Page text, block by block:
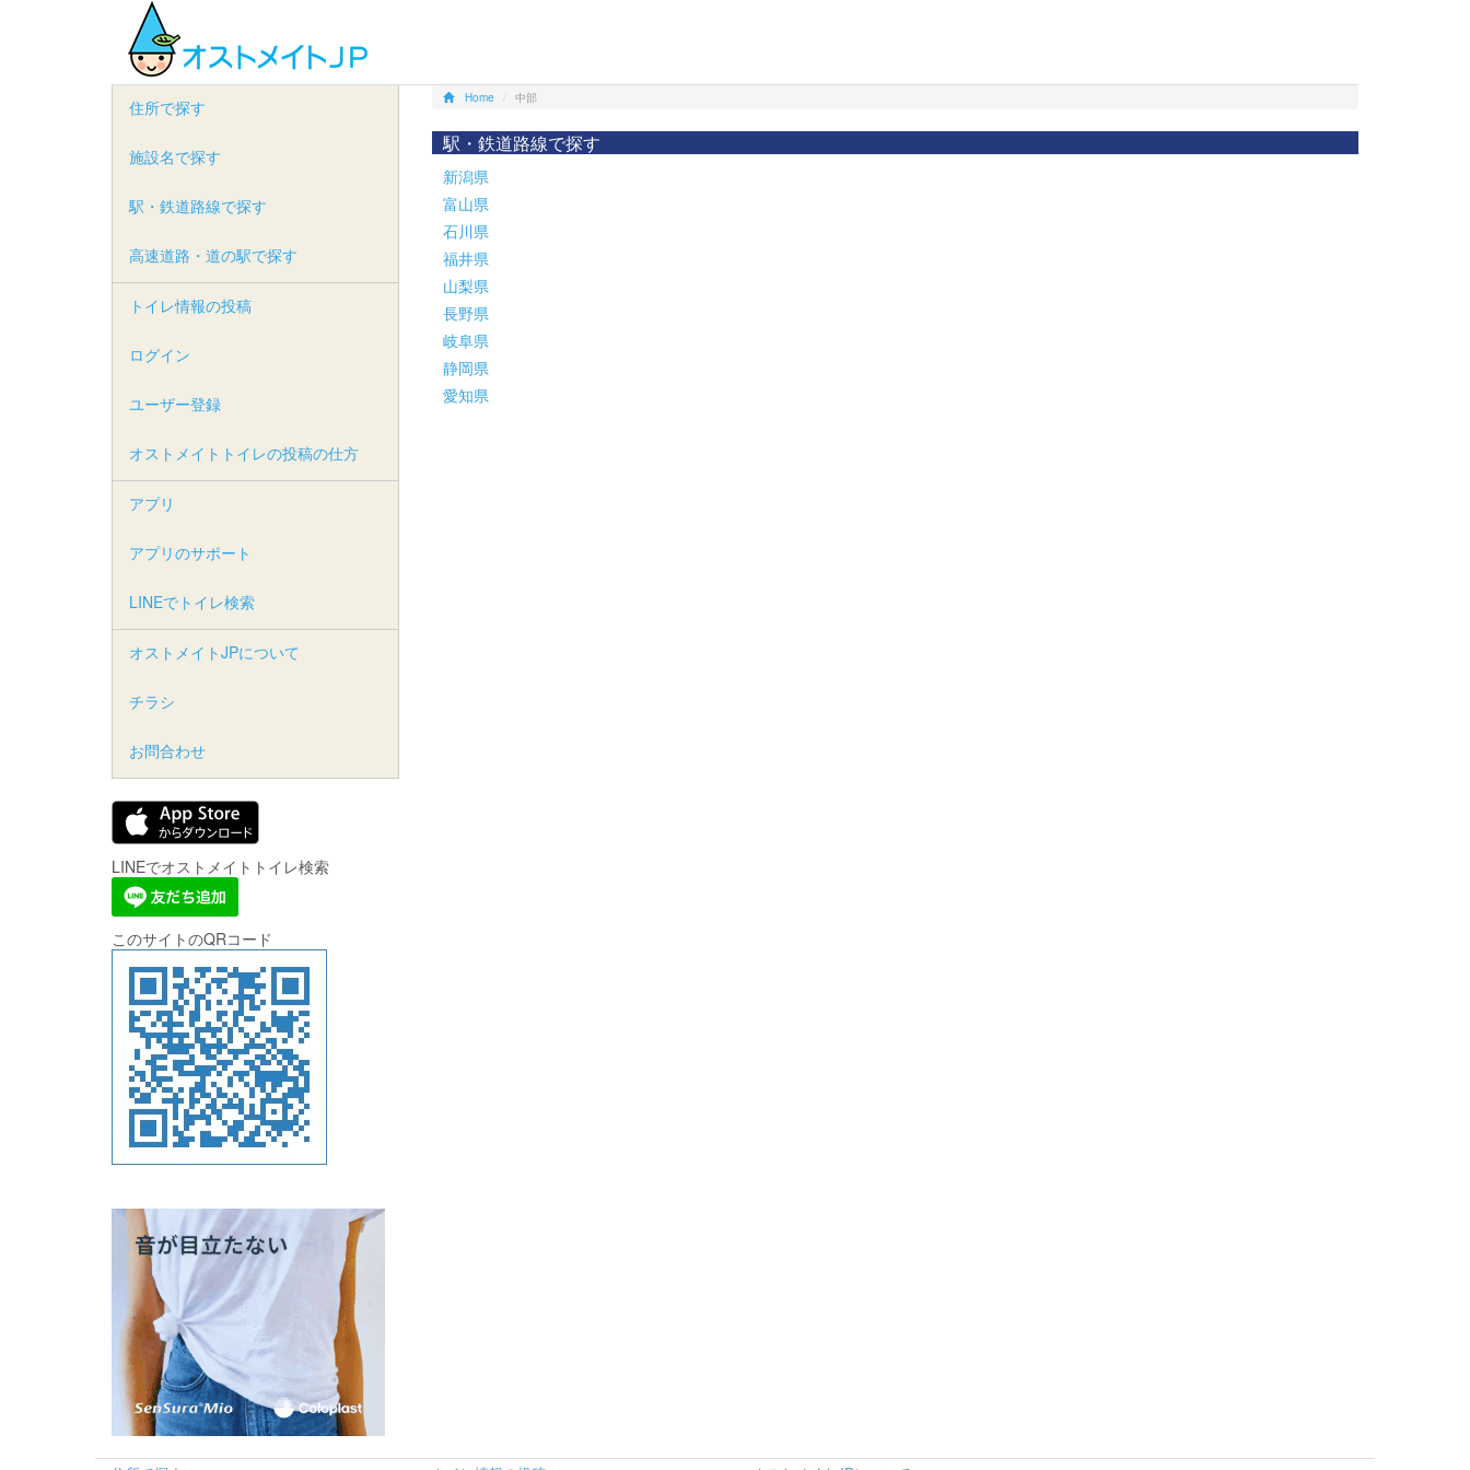
Home 中部
駅・鉄道路線で探す
新潟県
富山県
石川県
福井県
山梨県
長野県
岐阜県
静岡県
愛知県
住所で探す
施設名で探す
駅・鉄道路線で探す
高速道路・道の駅で探す
トイレ情報の投稿
ログイン
ユーザー登録
オストメイトトイレの投稿の仕方
アプリ
アプリのサポート
LINEでトイレ検索
オストメイトJPについて
チラシ
お問合わせ
LINEでオストメイトトイレ検索
このサイトのQRコード